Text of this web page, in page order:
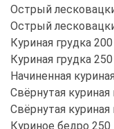
Острый
Острый
Куриная грудка
Куриная грудка
Начиненная
Свёрнутая куриная
Свёрнутая куриная
Куриное бедро 250